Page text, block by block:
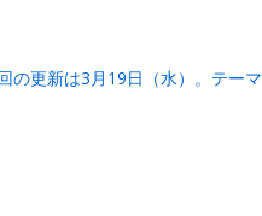
の更新は3月19日（水）。テーマ